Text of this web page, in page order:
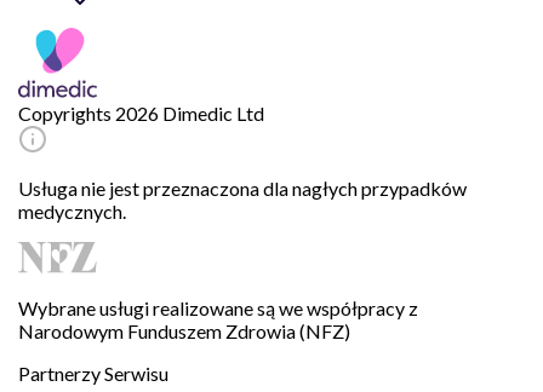
Copyrights 2026 Dimedic Ltd
Usługa nie jest przeznaczona dla nagłych przypadków
medycznych.
Wybrane usługi realizowane są we współpracy z
Narodowym Funduszem Zdrowia (NFZ)
Partnerzy Serwisu